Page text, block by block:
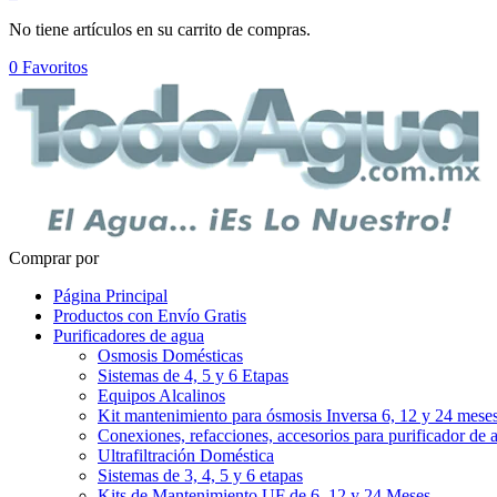
No tiene artículos en su carrito de compras.
0 Favoritos
Comprar por
Página Principal
Productos con Envío Gratis
Purificadores de agua
Osmosis Domésticas
Sistemas de 4, 5 y 6 Etapas
Equipos Alcalinos
Kit mantenimiento para ósmosis Inversa 6, 12 y 24
Conexiones, refacciones, accesorios para purificador de
Ultrafiltración Doméstica
Sistemas de 3, 4, 5 y 6 etapas